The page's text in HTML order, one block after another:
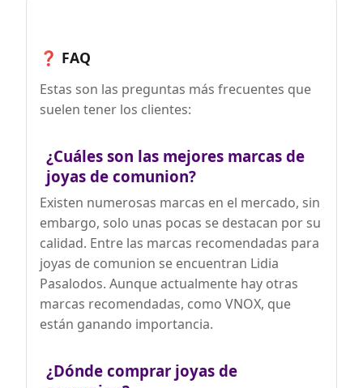
❓ FAQ
Estas son las preguntas más frecuentes que
suelen tener los clientes:
¿Cuáles son las mejores marcas de
joyas de comunion?
Existen numerosas marcas en el mercado, sin
embargo, solo unas pocas se destacan por su
calidad. Entre las marcas recomendadas para
joyas de comunion se encuentran Lidia
Pasalodos. Aunque actualmente hay otras
marcas recomendadas, como VNOX, que
están ganando importancia.
¿Dónde comprar joyas de